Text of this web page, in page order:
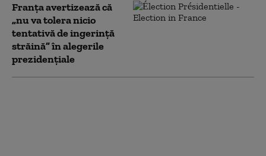
Franţa avertizează că
„nu va tolera nicio
tentativă de ingerinţă
străină” în alegerile
prezidenţiale